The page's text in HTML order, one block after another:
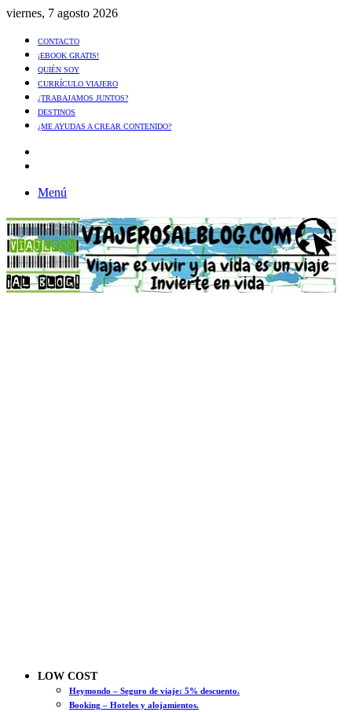
viernes, 7 agosto 2026
CONTACTO
¡EBOOK GRATIS!
QUIÉN SOY
CURRÍCULO VIAJERO
¿TRABAJAMOS JUNTOS?
DESTINOS
¿ME AYUDAS A CREAR CONTENIDO?
Menú
LOW COST
Heymondo – Seguro de viaje: 5% descuento.
Booking – Hoteles y alojamientos.